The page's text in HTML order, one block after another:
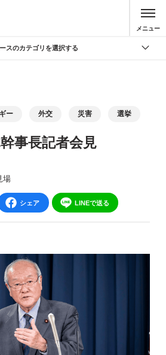
メニュー
スのカテゴリを選択する
記者会見
ー 外交 災害 選挙
事長記者会見
場
シェア LINEで送る